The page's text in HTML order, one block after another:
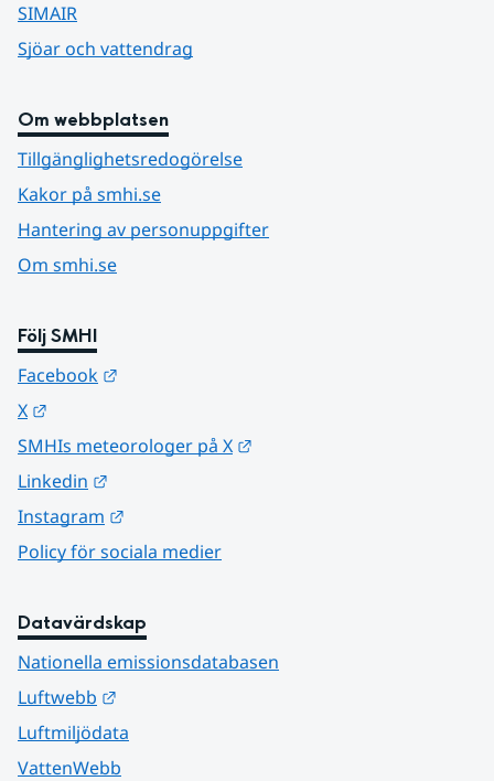
SIMAIR
Sjöar och vattendrag
Om webbplatsen
Tillgänglighetsredogörelse
Kakor på smhi.se
Hantering av personuppgifter
Om smhi.se
Följ SMHI
Facebook
X
SMHIs meteorologer på X
Linkedin
Instagram
Policy för sociala medier
Datavärdskap
Nationella emissionsdatabasen
Luftwebb
Luftmiljödata
VattenWebb